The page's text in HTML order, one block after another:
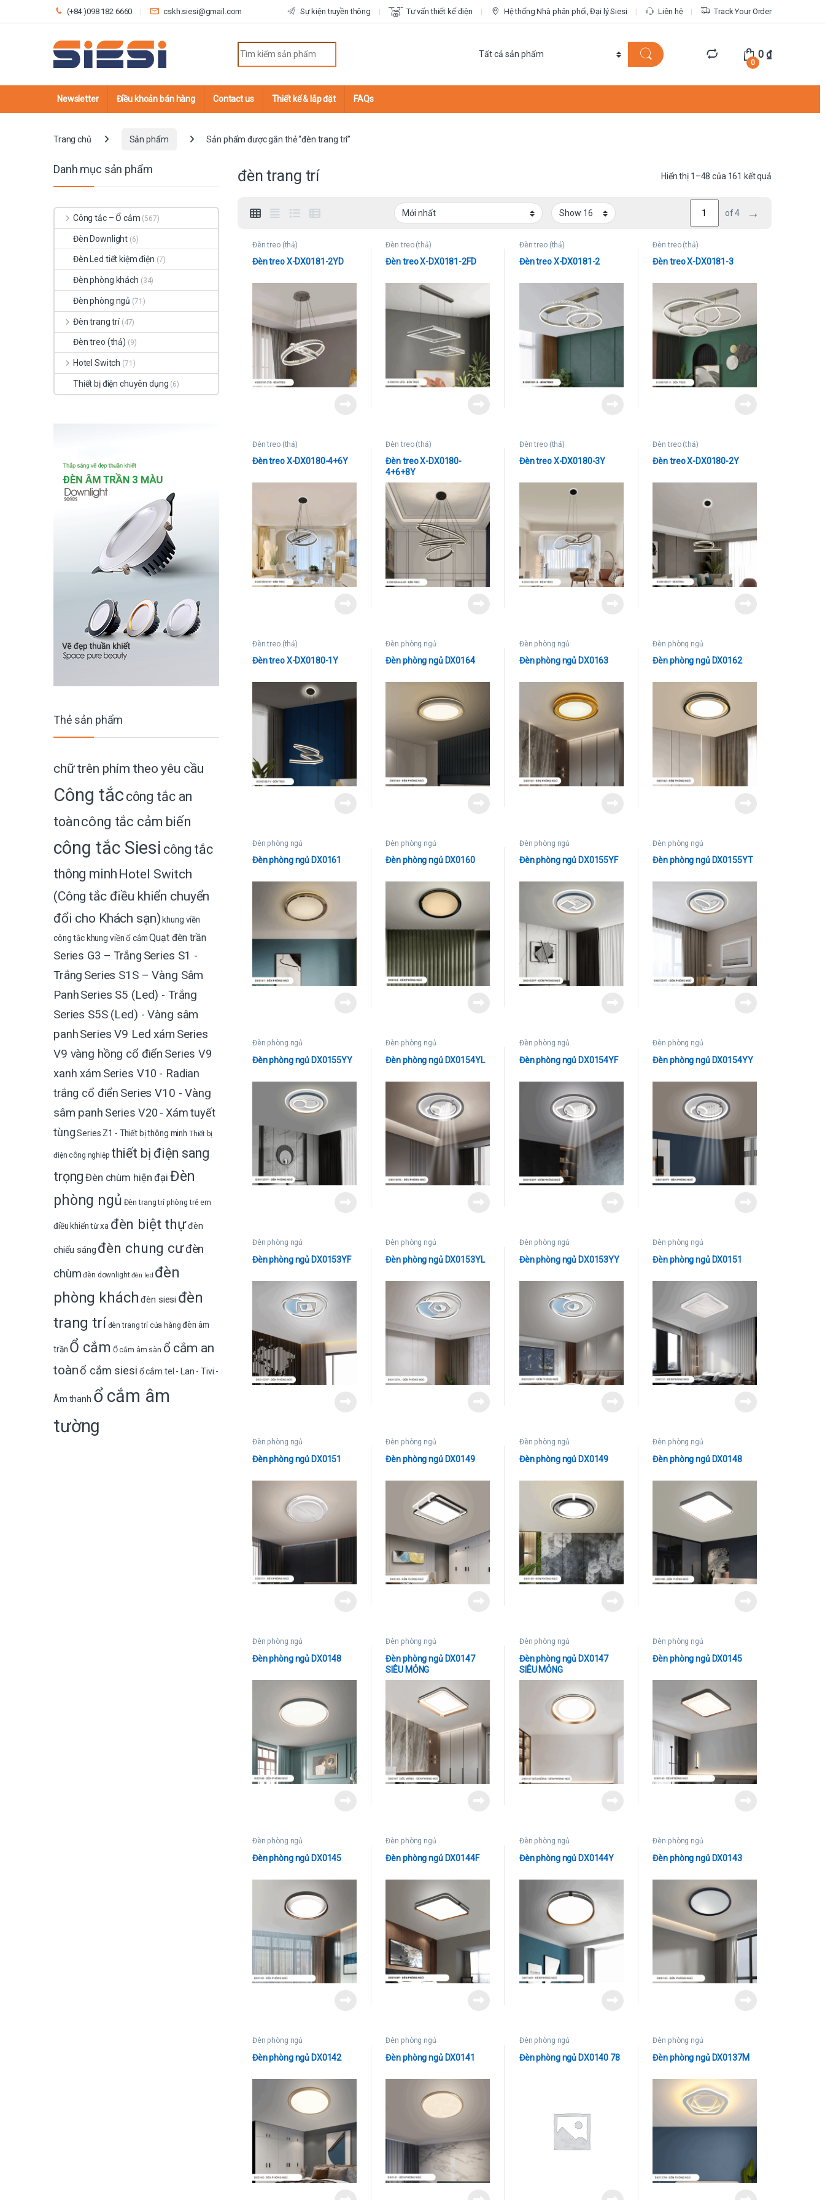
Skip to navigation
Skip to content
(+84 )098 182 6660 cskh.siesi@gmail.com Sự kiện truyền thông Tư vấn thiết kế điện Hệ thống Nhà phân phối, Đại lý Siesi Liên hệ Track Your Order
0
0₫
Newsletter Điều khoản bán hàng Contact us Thiết kế & lắp đặt FAQs
Trang chủ Sản phẩm Sản phẩm được gắn thẻ “đèn trang trí”
đèn trang trí Hiển thị 1–48 của 161 kết quả
of 4 →
Đèn treo (thả)
Đèn treo X-DX0181-2YD
Đèn treo (thả)
Đèn treo X-DX0181-2FD
Đèn treo (thả)
Đèn treo X-DX0181-2
Đèn treo (thả)
Đèn treo X-DX0181-3
Đèn treo (thả)
Đèn treo X-DX0180-4+6Y
Đèn treo (thả)
Đèn treo X-DX0180-
4+6+8Y
Đèn treo (thả)
Đèn treo X-DX0180-3Y
Đèn treo (thả)
Đèn treo X-DX0180-2Y
Đèn treo (thả)
Đèn treo X-DX0180-1Y
Đèn phòng ngủ
Đèn phòng ngủ DX0164
Đèn phòng ngủ
Đèn phòng ngủ DX0163
Đèn phòng ngủ
Đèn phòng ngủ DX0162
Đèn phòng ngủ
Đèn phòng ngủ DX0161
Đèn phòng ngủ
Đèn phòng ngủ DX0160
Đèn phòng ngủ
Đèn phòng ngủ DX0155YF
Đèn phòng ngủ
Đèn phòng ngủ DX0155YT
Đèn phòng ngủ
Đèn phòng ngủ DX0155YY
Đèn phòng ngủ
Đèn phòng ngủ DX0154YL
Đèn phòng ngủ
Đèn phòng ngủ DX0154YF
Đèn phòng ngủ
Đèn phòng ngủ DX0154YY
Đèn phòng ngủ
Đèn phòng ngủ DX0153YF
Đèn phòng ngủ
Đèn phòng ngủ DX0153YL
Đèn phòng ngủ
Đèn phòng ngủ DX0153YY
Đèn phòng ngủ
Đèn phòng ngủ DX0151
Đèn phòng ngủ
Đèn phòng ngủ DX0151
Đèn phòng ngủ
Đèn phòng ngủ DX0149
Đèn phòng ngủ
Đèn phòng ngủ DX0149
Đèn phòng ngủ
Đèn phòng ngủ DX0148
Đèn phòng ngủ
Đèn phòng ngủ DX0148
Đèn phòng ngủ
Đèn phòng ngủ DX0147
SIÊU MỎNG
Đèn phòng ngủ
Đèn phòng ngủ DX0147
SIÊU MỎNG
Đèn phòng ngủ
Đèn phòng ngủ DX0145
Đèn phòng ngủ
Đèn phòng ngủ DX0145
Đèn phòng ngủ
Đèn phòng ngủ DX0144F
Đèn phòng ngủ
Đèn phòng ngủ DX0144Y
Đèn phòng ngủ
Đèn phòng ngủ DX0143
Đèn phòng ngủ
Đèn phòng ngủ DX0142
Đèn phòng ngủ
Đèn phòng ngủ DX0141
Đèn phòng ngủ
Đèn phòng ngủ DX0140 78
Đèn phòng ngủ
Đèn phòng ngủ DX0137M
Danh mục sản phẩm
Công tắc – Ổ cắm (567)
Đèn Downlight (6)
Đèn Led tiết kiệm điện (7)
Đèn phòng khách (34)
Đèn phòng ngủ (71)
Đèn trang trí (47)
Đèn treo (thả) (9)
Hotel Switch (71)
Thiết bị điện chuyên dụng (6)
Thẻ sản phẩm
chữ trên phím theo yêu cầu
Công tắc công tắc an
toàncông tắc cảm biến
công tắc Siesi công tắc
thông minh Hotel Switch
(Công tắc điều khiển chuyển
đổi cho Khách sạn) khung viền
công tắc khung viền ổ cắm Quạt đèn trần
Series G3 – Trắng Series S1 -
Trắng Series S1S – Vàng Sâm
PanhSeries S5 (Led) - Trắng
Series S5S (Led) - Vàng sâm
panhSeries V9 Led xám Series
V9 vàng hồng cổ điển Series V9
xanh xám Series V10 - Radian
trắng cổ điển Series V10 - Vàng
sâm panh Series V20 - Xám tuyết
tùng Series Z1 - Thiết bị thông minh Thiết bị
điện công nghiệp thiết bị điện sang
trọng Đèn chùm hiện đại Đèn
phòng ngủ Đèn trang trí phòng trẻ em
điều khiển từ xa đèn biệt thựđèn
chiếu sáng đèn chung cưđèn
chùm đèn downlight đèn led đèn
phòng khách đèn siesi đèn
trang trí đèn trang trí cửa hàng đèn âm
trần Ổ cắm Ổ cắm âm sàn ổ cắm an
toànổ cắm siesi ổ cắm tel - Lan - Tivi -
Âm thanh ổ cắm âm
tường